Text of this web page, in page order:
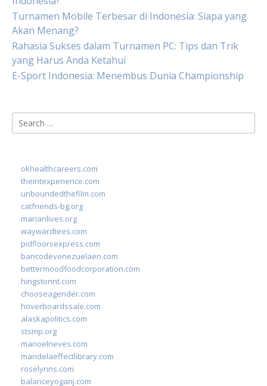
Turnamen Mobile Terbesar di Indonesia: Siapa yang
Akan Menang?
Rahasia Sukses dalam Turnamen PC: Tips dan Trik
yang Harus Anda Ketahui
E-Sport Indonesia: Menembus Dunia Championship
Search
for:
okhealthcareers.com
theintexperience.com
unboundedthefilm.com
catfriends-bg.org
marianlives.org
waywardtees.com
pidfloorsexpress.com
bancodevenezuelaen.com
bettermoodfoodcorporation.com
hingstonnt.com
chooseagender.com
hoverboardssale.com
alaskapolitics.com
stsmp.org
manoelneves.com
mandelaeffectlibrary.com
roselynns.com
balanceyoganj.com